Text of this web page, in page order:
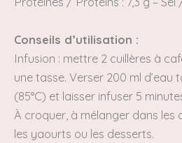
Conseils d’utilisation :
Infusion : mettre 2 cuillères à
une tasse. Verser 200 ml d’eau
(85°C) et laisser infuser 5
À croquer, à mélanger dans les
les yaourts ou les desserts.